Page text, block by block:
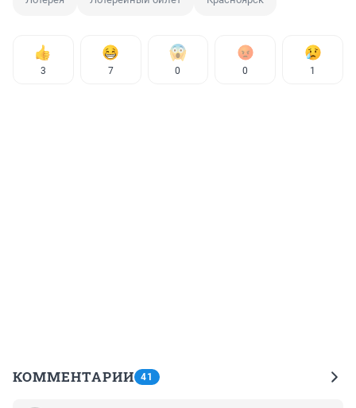
3 7 0 0 1
КОММЕНТАРИИ 41